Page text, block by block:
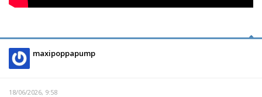
maxipoppapump
18/06/2026, 9:58